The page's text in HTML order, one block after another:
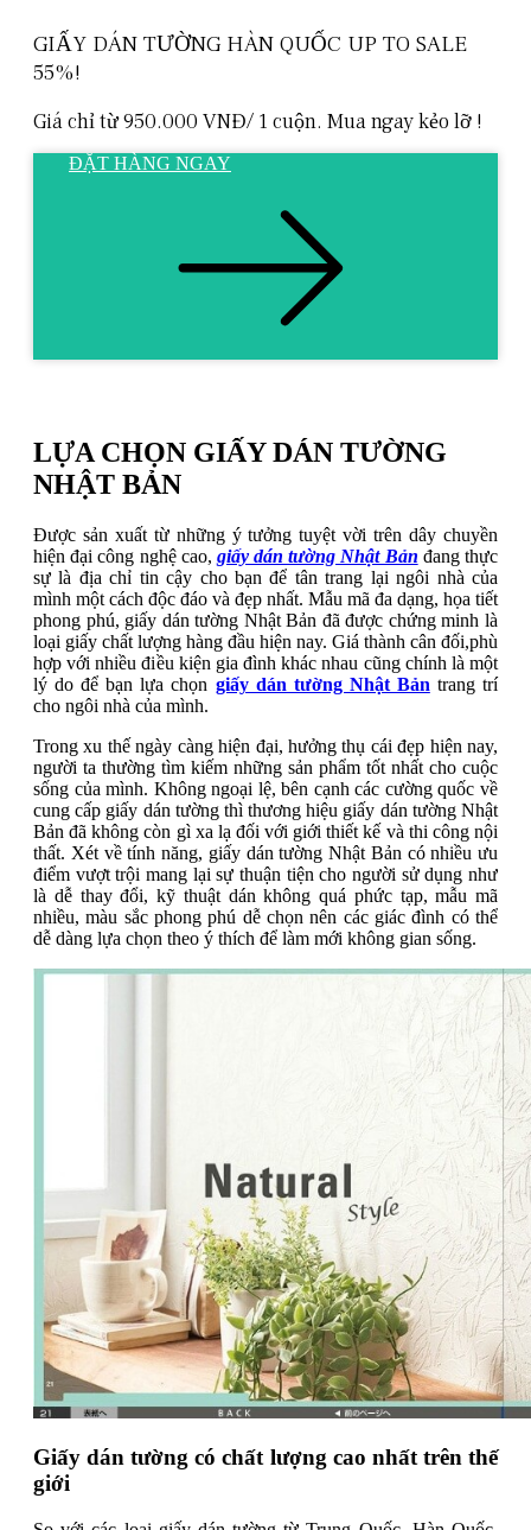
GIẤY DÁN TƯỜNG HÀN QUỐC UP TO SALE
55%!
Giá chỉ từ 950.000 VNĐ/ 1 cuộn. Mua ngay kẻo lỡ !
ĐẶT HÀNG NGAY
LỰA CHỌN GIẤY DÁN TƯỜNG
NHẬT BẢN
Được sản xuất từ những ý tưởng tuyệt vời trên dây chuyền
hiện đại công nghệ cao, giấy dán tường Nhật Bản đang thực
sự là địa chỉ tin cậy cho bạn để tân trang lại ngôi nhà của
mình một cách độc đáo và đẹp nhất. Mẫu mã đa dạng, họa tiết
phong phú, giấy dán tường Nhật Bản đã được chứng minh là
loại giấy chất lượng hàng đầu hiện nay. Giá thành cân đối,phù
hợp với nhiều điều kiện gia đình khác nhau cũng chính là một
lý do để bạn lựa chọn giấy dán tường Nhật Bản trang trí
cho ngôi nhà của mình.
Trong xu thế ngày càng hiện đại, hưởng thụ cái đẹp hiện nay,
người ta thường tìm kiếm những sản phẩm tốt nhất cho cuộc
sống của mình. Không ngoại lệ, bên cạnh các cường quốc về
cung cấp giấy dán tường thì thương hiệu giấy dán tường Nhật
Bản đã không còn gì xa lạ đối với giới thiết kế và thi công nội
thất. Xét về tính năng, giấy dán tường Nhật Bản có nhiều ưu
điểm vượt trội mang lại sự thuận tiện cho người sử dụng như
là dễ thay đổi, kỹ thuật dán không quá phức tạp, mẫu mã
nhiều, màu sắc phong phú dễ chọn nên các giác đình có thể
dễ dàng lựa chọn theo ý thích để làm mới không gian sống.
Giấy dán tường có chất lượng cao nhất trên thế
giới